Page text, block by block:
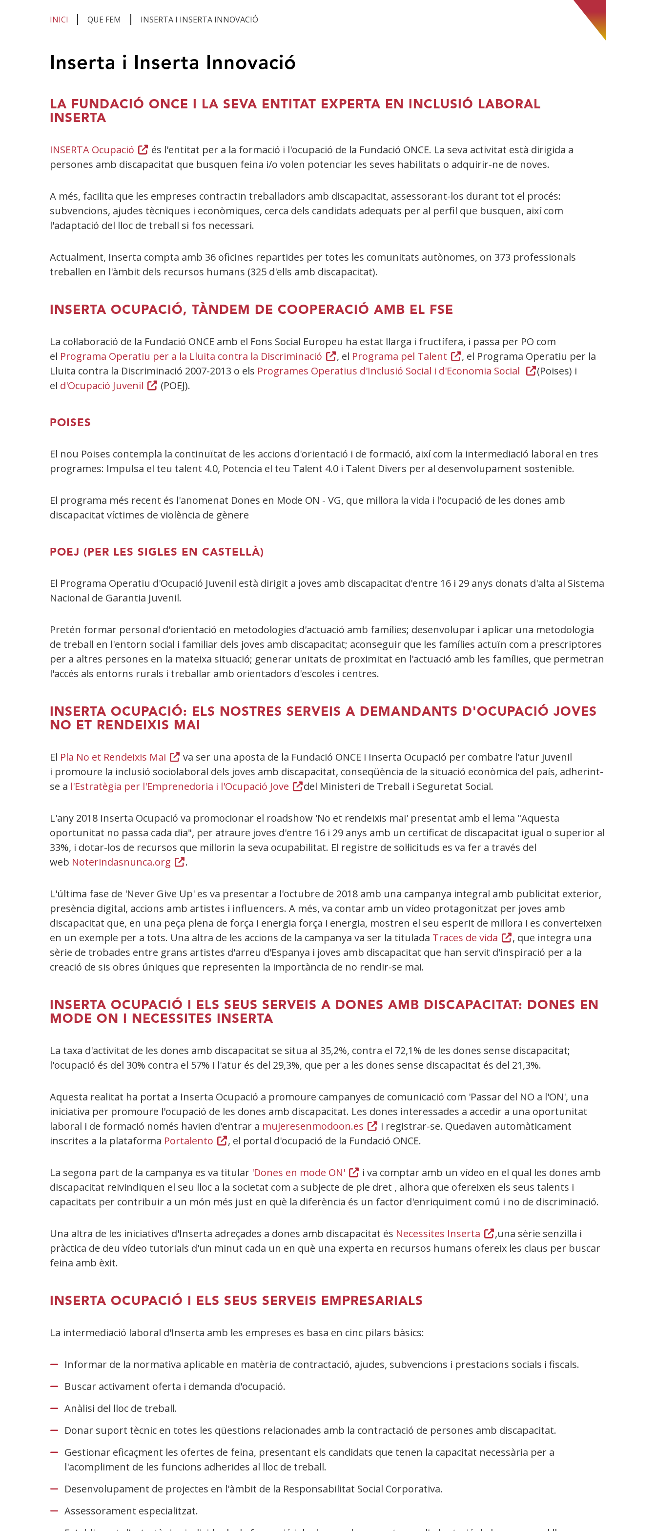
INICI QUE FEM INSERTA I INSERTA INNOVACIÓ
Inserta i Inserta Innovació
LA FUNDACIÓ ONCE I LA SEVA ENTITAT EXPERTA EN INCLUSIÓ LABORAL
INSERTA
INSERTA Ocupació (Obre
en
finestra
nova)
és l'entitat per a la formació i l'ocupació de la Fundació ONCE. La seva activitat està dirigida a
persones amb discapacitat que busquen feina i/o volen potenciar les seves habilitats o adquirir-ne de noves.
A més, facilita que les empreses contractin treballadors amb discapacitat, assessorant-los durant tot el procés:
subvencions, ajudes tècniques i econòmiques, cerca dels candidats adequats per al perfil que busquen, així com
l'adaptació del lloc de treball si fos necessari.
Actualment, Inserta compta amb 36 oficines repartides per totes les comunitats autònomes, on 373 professionals
treballen en l'àmbit dels recursos humans (325 d'ells amb discapacitat).
INSERTA OCUPACIÓ, TÀNDEM DE COOPERACIÓ AMB EL FSE
La col·laboració de la Fundació ONCE amb el Fons Social Europeu ha estat llarga i fructífera, i passa per PO com
el Programa Operatiu per a la Lluita contra la Discriminació (Obre
en
, el Programa pel Talent (Obre
en
, el Programa Operatiu per la
Lluita contra la Discriminació 2007-2013 o els Programes Operatius d'Inclusió Social i d'Economia Social (Obre(Poises) i
el d'Ocupació Juvenil (Obre(POEJ).
POISES
El nou Poises contempla la continuïtat de les accions d'orientació i de formació, així com la intermediació laboral en tres
programes: Impulsa el teu talent 4.0, Potencia el teu Talent 4.0 i Talent Divers per al desenvolupament sostenible.
El programa més recent és l'anomenat Dones en Mode ON - VG, que millora la vida i l'ocupació de les dones amb
discapacitat víctimes de violència de gènere
POEJ (PER LES SIGLES EN CASTELLÀ)
El Programa Operatiu d'Ocupació Juvenil està dirigit a joves amb discapacitat d'entre 16 i 29 anys donats d'alta al Sistema
Nacional de Garantia Juvenil.
Pretén formar personal d'orientació en metodologies d'actuació amb famílies; desenvolupar i aplicar una metodologia
de treball en l'entorn social i familiar dels joves amb discapacitat; aconseguir que les famílies actuïn com a prescriptores
per a altres persones en la mateixa situació; generar unitats de proximitat en l'actuació amb les famílies, que permetran
l'accés als entorns rurals i treballar amb orientadors d'escoles i centres.
INSERTA OCUPACIÓ: ELS NOSTRES SERVEIS A DEMANDANTS D'OCUPACIÓ JOVES
NO ET RENDEIXIS MAI
El Pla No et Rendeixis Mai (Obre
en
una
nova)
va ser una aposta de la Fundació ONCE i Inserta Ocupació per combatre l'atur juvenil
i promoure la inclusió sociolaboral dels joves amb discapacitat, conseqüència de la situació econòmica del país, adherint-
se a l'Estratègia per l'Emprenedoria i l'Ocupació Jove (Obre
una
finestra
nova)
del Ministeri de Treball i Seguretat Social.
L'any 2018 Inserta Ocupació va promocionar el roadshow 'No et rendeixis mai' presentat amb el lema "Aquesta
oportunitat no passa cada dia", per atraure joves d'entre 16 i 29 anys amb un certificat de discapacitat igual o superior al
33%, i dotar-los de recursos que millorin la seva ocupabilitat. El registre de sol·licituds es va fer a través del
web Noterindasnunca.org (Obre
una
finestra
nova)
.
L'última fase de 'Never Give Up' es va presentar a l'octubre de 2018 amb una campanya integral amb publicitat exterior,
presència digital, accions amb artistes i influencers. A més, va contar amb un vídeo protagonitzat per joves amb
discapacitat que, en una peça plena de força i energia força i energia, mostren el seu esperit de millora i es converteixen
en un exemple per a tots. Una altra de les accions de la campanya va ser la titulada Traces de vida (Obre
en
, que integra una
sèrie de trobades entre grans artistes d'arreu d'Espanya i joves amb discapacitat que han servit d'inspiració per a la
creació de sis obres úniques que representen la importància de no rendir-se mai.
INSERTA OCUPACIÓ I ELS SEUS SERVEIS A DONES AMB DISCAPACITAT: DONES EN
MODE ON I NECESSITES INSERTA
La taxa d'activitat de les dones amb discapacitat se situa al 35,2%, contra el 72,1% de les dones sense discapacitat;
l'ocupació és del 30% contra el 57% i l'atur és del 29,3%, que per a les dones sense discapacitat és del 21,3%.
Aquesta realitat ha portat a Inserta Ocupació a promoure campanyes de comunicació com 'Passar del NO a l'ON', una
iniciativa per promoure l'ocupació de les dones amb discapacitat. Les dones interessades a accedir a una oportunitat
laboral i de formació només havien d'entrar a mujeresenmodoon.es (Obre
en
finestra
nova)
i registrar-se. Quedaven automàticament
inscrites a la plataforma Portalento (Obre
una
finestra
nova)
, el portal d'ocupació de la Fundació ONCE.
La segona part de la campanya es va titular 'Dones en mode ON' (Obre
en
una
nova)
i va comptar amb un vídeo en el qual les dones amb
discapacitat reivindiquen el seu lloc a la societat com a subjecte de ple dret , alhora que ofereixen els seus talents i
capacitats per contribuir a un món més just en què la diferència és un factor d'enriquiment comú i no de discriminació.
Una altra de les iniciatives d'Inserta adreçades a dones amb discapacitat és Necessites Inserta (Obre
en
,una sèrie senzilla i
pràctica de deu vídeo tutorials d'un minut cada un en què una experta en recursos humans ofereix les claus per buscar
feina amb èxit.
INSERTA OCUPACIÓ I ELS SEUS SERVEIS EMPRESARIALS
La intermediació laboral d'Inserta amb les empreses es basa en cinc pilars bàsics:
Informar de la normativa aplicable en matèria de contractació, ajudes, subvencions i prestacions socials i fiscals.
Buscar activament oferta i demanda d'ocupació.
Anàlisi del lloc de treball.
Donar suport tècnic en totes les qüestions relacionades amb la contractació de persones amb discapacitat.
Gestionar eficaçment les ofertes de feina, presentant els candidats que tenen la capacitat necessària per a
l'acompliment de les funcions adherides al lloc de treball.
Desenvolupament de projectes en l'àmbit de la Responsabilitat Social Corporativa.
Assessorament especialitzat.